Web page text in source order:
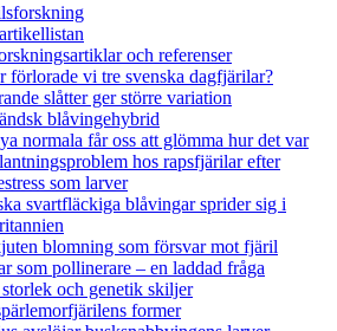
och referenser
förlorade vi tre svenska dagfjärilar?
slåtter ger större variation
blåvingehybrid
normala får oss att glömma hur det var
hos rapsfjärilar efter
som larver
svartfläckiga blåvingar sprider sig i
blomning som försvar mot fjäril
som pollinerare – en laddad fråga
och genetik skiljer
former